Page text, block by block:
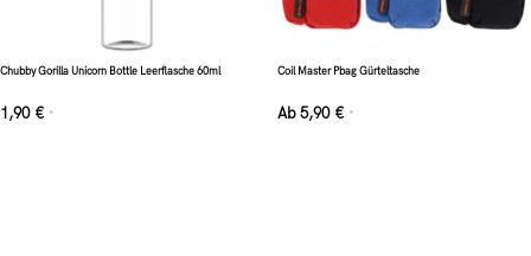
Chubby Gorilla Unicorn Bottle Leerflasche 60ml
1,90 € *
Coil Master Pbag Gürteltasche
Ab5,90 € *